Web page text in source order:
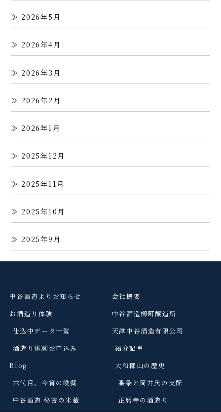
2026年5月
2026年4月
2026年3月
2026年2月
2026年1月
2025年12月
2025年11月
2025年10月
2025年9月
中谷酒造よりお知らせ
お酒造り体験
仕込中データ一覧
酒造り体験お申込み
Blog
六代目、今宵の晩餐
中谷酒造 秘密の米蔵
会社概要
中谷酒造柳町醸造所
天津中谷酒造有限公司
紹介記事
大和郡山の歴史
番条と筒井氏の支配
正暦寺の酒造り